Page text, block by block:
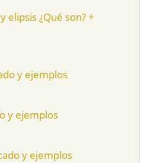
elipsis ¿Qué son? +
y ejemplos
y ejemplos
y ejemplos